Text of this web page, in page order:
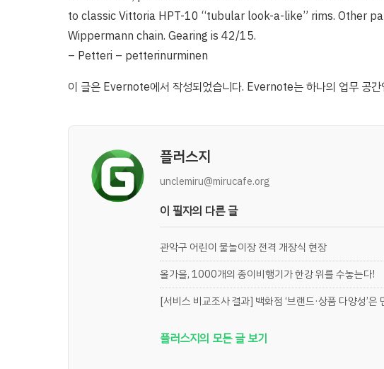
to classic Vittoria HPT-10 “tubular look-a-like” rims. Other
Wippermann chain. Gearing is 42/15.
– Petteri – petterinurminen
이 글은 Evernote에서 작성되었습니다. Evernote는 하나의 업무 공간
플러스지
unclemiru@mirucafe.org
이 필자의 다른 글
관악구 어린이 물놀이장 전격 개장식 현장
올가을, 1000개의 종이비행기가 한강 위를 수놓는다!
[서비스 비교조사 결과] 백화점 ‘브랜드·상품 다양성’은
플러스지의 모든 글 보기